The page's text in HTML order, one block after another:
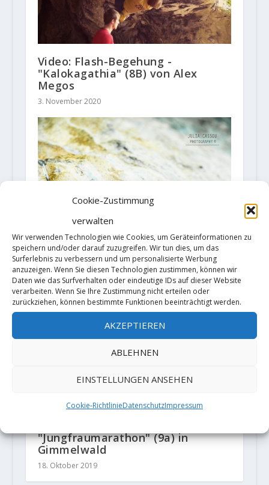
Cookie-Zustimmung
verwalten
Wir verwenden Technologien wie Cookies, um Geräteinformationen zu
speichern und/oder darauf zuzugreifen. Wir tun dies, um das
Surferlebnis zu verbessern und um personalisierte Werbung
anzuzeigen. Wenn Sie diesen Technologien zustimmen, können wir
Daten wie das Surfverhalten oder eindeutige IDs auf dieser Website
verarbeiten. Wenn Sie Ihre Zustimmung nicht erteilen oder
zurückziehen, können bestimmte Funktionen beeinträchtigt werden.
AKZEPTIEREN
ABLEHNEN
EINSTELLUNGEN ANSEHEN
Cookie-RichtlinieDatenschutzImpressum
Video: Flash-Begehung -
"Kalokagathia" (8B) von Alex
Megos
3. November 2020
"Jungfraumarathon" (9a) in
Gimmelwald
18. Oktober 2019